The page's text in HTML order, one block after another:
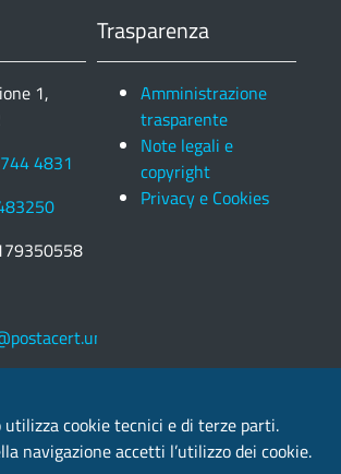
1,
4831
Trasparenza
Amministrazione
trasparente
Note legali e
copyright
Privacy e Cookies
in collaborazione conGruppo
utilizza cookie tecnici e di terze parti.
navigazione accetti l’utilizzo dei cookie.